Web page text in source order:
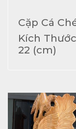
Cặp Cá
Kích
22 (cm)